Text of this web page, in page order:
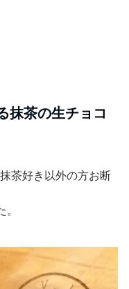
抹茶の生チョコ
茶好き以外の方お断